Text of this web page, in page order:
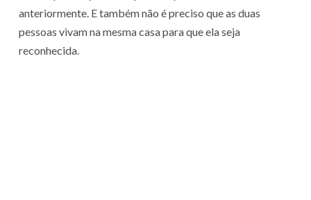
anteriormente. E também não é preciso que as duas
pessoas vivam na mesma casa para que ela seja
reconhecida.